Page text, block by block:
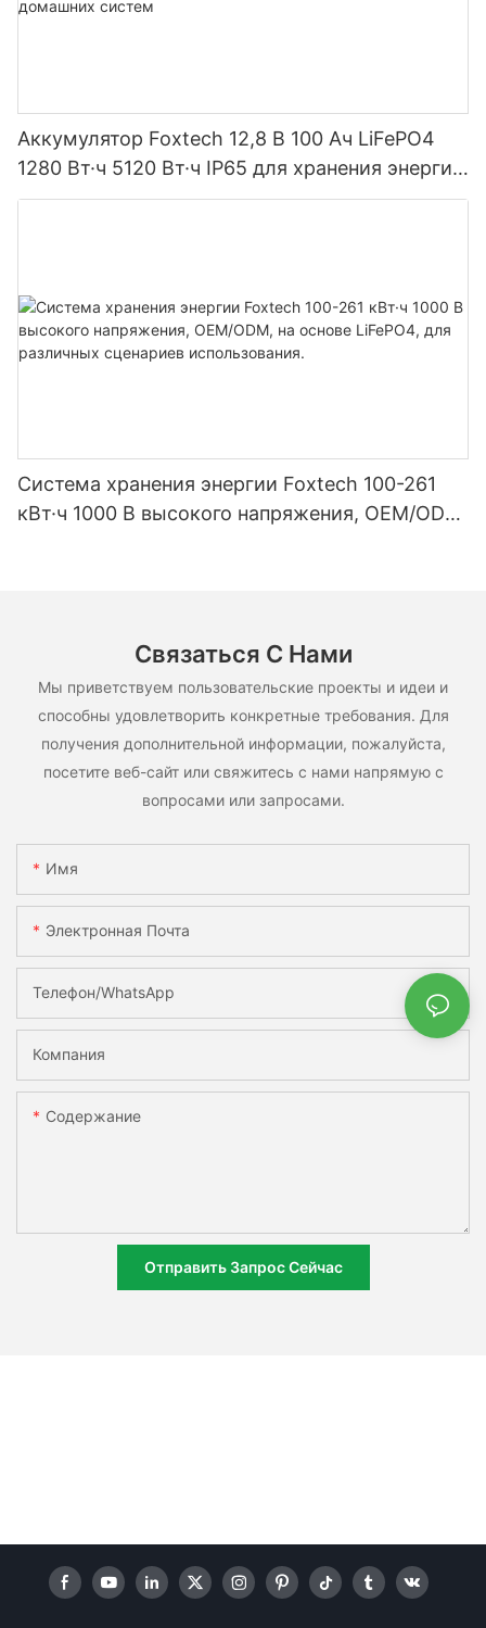
Аккумулятор Foxtech 12,8 В 100 Ач LiFePO4
1280 Вт·ч 5120 Вт·ч IP65 для хранения энергии
и солнечных домашних систем
Система хранения энергии Foxtech 100-261
кВт·ч 1000 В высокого напряжения, OEM/ODM,
Связаться С Нами
Мы приветствуем пользовательские проекты и идеи и
способны удовлетворить конкретные требования. Для
получения дополнительной информации, пожалуйста,
посетите веб-сайт или свяжитесь с нами напрямую с
вопросами или запросами.
Имя
Электронная Почта
Телефон/WhatsApp
Компания
Содержание
Отправить Запрос Сейчас